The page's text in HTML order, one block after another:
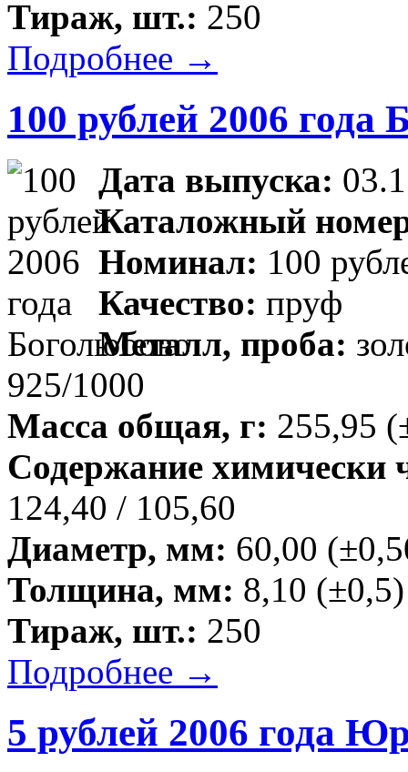
Тираж, шт.: 250
Подробнее →
100 рублей 2006 года
Дата выпуска:
Каталожный
Номинал: 100
Качество: пруф
Металл, проба:
925/1000
Масса общая, г: 255,95
Содержание химически
124,40 / 105,60
Диаметр, мм: 60,00
Толщина, мм: 8,10 (±0,5)
Тираж, шт.: 250
Подробнее →
5 рублей 2006 года